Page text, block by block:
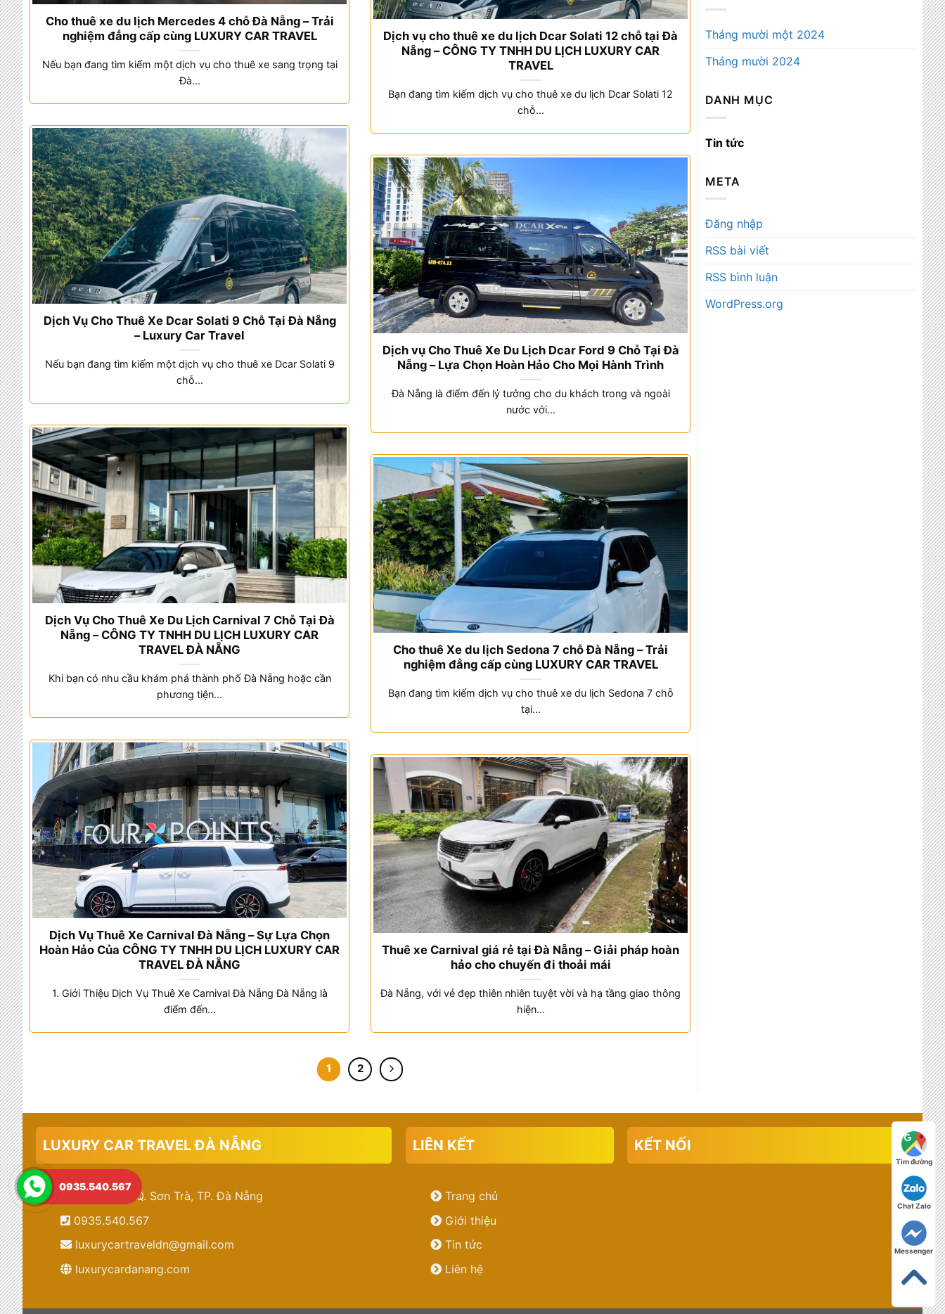
Cho thuê xe du lịch Mercedes 4 chỗ Đà Nẵng – Trải
nghiệm đẳng cấp cùng LUXURY CAR TRAVEL
Nếu bạn đang tìm kiếm một dịch vụ cho thuê xe sang trọng tại
Đà...
Dịch vụ cho thuê xe du lịch Dcar Solati 12 chỗ tại Đà
Nẵng – CÔNG TY TNHH DU LỊCH LUXURY CAR
TRAVEL
Bạn đang tìm kiếm dịch vụ cho thuê xe du lịch Dcar Solati 12
chỗ...
Dịch Vụ Cho Thuê Xe Dcar Solati 9 Chỗ Tại Đà Nẵng
– Luxury Car Travel
Nếu bạn đang tìm kiếm một dịch vụ cho thuê xe Dcar Solati 9
chỗ...
Dịch vụ Cho Thuê Xe Du Lịch Dcar Ford 9 Chỗ Tại Đà
Nẵng – Lựa Chọn Hoàn Hảo Cho Mọi Hành Trình
Đà Nẵng là điểm đến lý tưởng cho du khách trong và ngoài
nước với...
Dịch Vụ Cho Thuê Xe Du Lịch Carnival 7 Chỗ Tại Đà
Nẵng – CÔNG TY TNHH DU LỊCH LUXURY CAR
TRAVEL ĐÀ NẴNG
Khi bạn có nhu cầu khám phá thành phố Đà Nẵng hoặc cần
phương tiện...
Cho thuê Xe du lịch Sedona 7 chỗ Đà Nẵng – Trải
nghiệm đẳng cấp cùng LUXURY CAR TRAVEL
Bạn đang tìm kiếm dịch vụ cho thuê xe du lịch Sedona 7 chỗ
tại...
Dịch Vụ Thuê Xe Carnival Đà Nẵng – Sự Lựa Chọn
Hoàn Hảo Của CÔNG TY TNHH DU LỊCH LUXURY CAR
TRAVEL ĐÀ NẴNG
1. Giới Thiệu Dịch Vụ Thuê Xe Carnival Đà Nẵng Đà Nẵng là
điểm đến...
Thuê xe Carnival giá rẻ tại Đà Nẵng – Giải pháp hoàn
hảo cho chuyến đi thoải mái
Đà Nẵng, với vẻ đẹp thiên nhiên tuyệt vời và hạ tầng giao thông
hiện...
1 2
Tháng mười một 2024
Tháng mười 2024
DANH MỤC
Tin tức
META
Đăng nhập
RSS bài viết
RSS bình luận
WordPress.org
LUXURY CAR TRAVEL ĐÀ NẴNG
15 Cao Lỗ, Q. Sơn Trà, TP. Đà Nẵng
0935.540.567
luxurycartraveldn@gmail.com
luxurycardanang.com
LIÊN KẾT
Trang chủ
Giới thiệu
Tin tức
Liên hệ
KẾT NỐI
0935.540.567
Tìm đường
Chat Zalo
Messenger